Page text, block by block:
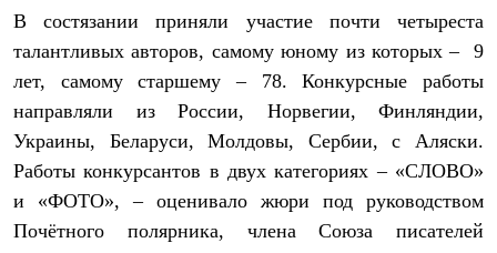
Термобелье
Теплое термобелье
Среднее термобелье
Лёгкая одежда
Футболки
Рубашки
Толстовки
Брюки
Шорты
Женская одежда
Утепленная пухом
В состязании приняли участие почти четыреста
талантливых авторов, самому юному из которых – 9
лет, самому старшему – 78. Конкурсные работы
направляли из России, Норвегии, Финляндии,
Украины, Беларуси, Молдовы, Сербии, с Аляски.
Работы конкурсантов в двух категориях – «СЛОВО»
и «ФОТО», – оценивало жюри под руководством
Почётного полярника, члена Союза писателей